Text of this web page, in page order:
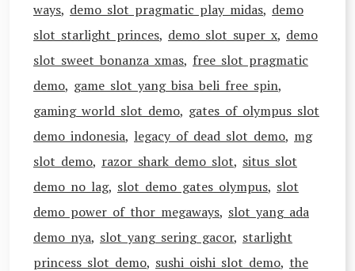
ways, demo slot pragmatic play midas, demo
slot starlight princes, demo slot super x, demo
slot sweet bonanza xmas, free slot pragmatic
demo, game slot yang bisa beli free spin,
gaming world slot demo, gates of olympus slot
demo indonesia, legacy of dead slot demo, mg
slot demo, razor shark demo slot, situs slot
demo no lag, slot demo gates olympus, slot
demo power of thor megaways, slot yang ada
demo nya, slot yang sering gacor, starlight
princess slot demo, sushi oishi slot demo, the